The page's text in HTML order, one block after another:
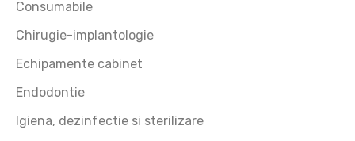
Consumabile
Chirugie-implantologie
Echipamente cabinet
Endodontie
Igiena, dezinfectie si sterilizare